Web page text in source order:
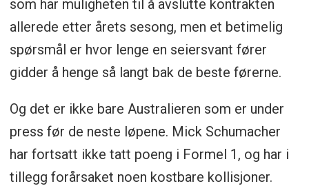
som har muligheten til å avslutte kontrakten
allerede etter årets sesong, men et betimelig
spørsmål er hvor lenge en seiersvant fører
gidder å henge så langt bak de beste førerne.
Og det er ikke bare Australieren som er under
press før de neste løpene. Mick Schumacher
har fortsatt ikke tatt poeng i Formel 1, og har i
tillegg forårsaket noen kostbare kollisjoner.